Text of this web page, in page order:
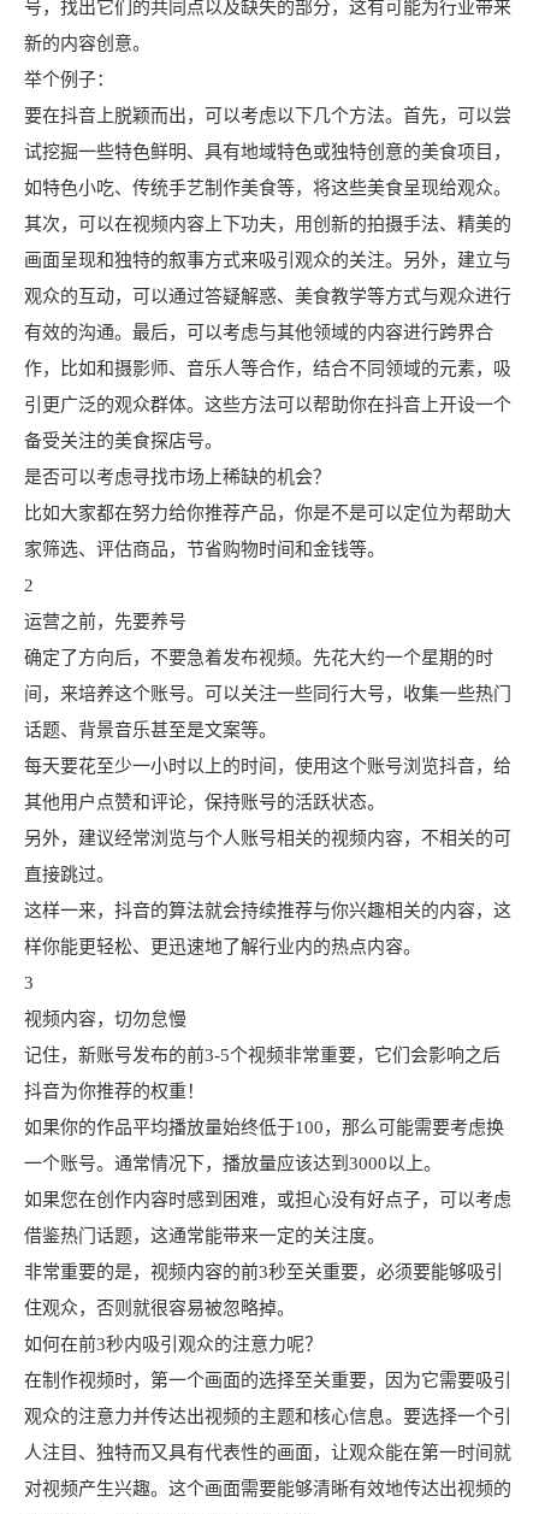
号，找出它们的共同点以及缺失的部分，这有可能为行业带来
新的内容创意。
举个例子：
要在抖音上脱颖而出，可以考虑以下几个方法。首先，可以尝
试挖掘一些特色鲜明、具有地域特色或独特创意的美食项目，
如特色小吃、传统手艺制作美食等，将这些美食呈现给观众。
其次，可以在视频内容上下功夫，用创新的拍摄手法、精美的
画面呈现和独特的叙事方式来吸引观众的关注。另外，建立与
观众的互动，可以通过答疑解惑、美食教学等方式与观众进行
有效的沟通。最后，可以考虑与其他领域的内容进行跨界合
作，比如和摄影师、音乐人等合作，结合不同领域的元素，吸
引更广泛的观众群体。这些方法可以帮助你在抖音上开设一个
备受关注的美食探店号。
是否可以考虑寻找市场上稀缺的机会？
比如大家都在努力给你推荐产品，你是不是可以定位为帮助大
家筛选、评估商品，节省购物时间和金钱等。
2
运营之前，先要养号
确定了方向后，不要急着发布视频。先花大约一个星期的时
间，来培养这个账号。可以关注一些同行大号，收集一些热门
话题、背景音乐甚至是文案等。
每天要花至少一小时以上的时间，使用这个账号浏览抖音，给
其他用户点赞和评论，保持账号的活跃状态。
另外，建议经常浏览与个人账号相关的视频内容，不相关的可
直接跳过。
这样一来，抖音的算法就会持续推荐与你兴趣相关的内容，这
样你能更轻松、更迅速地了解行业内的热点内容。
3
视频内容，切勿怠慢
记住，新账号发布的前3-5个视频非常重要，它们会影响之后
抖音为你推荐的权重！
如果你的作品平均播放量始终低于100，那么可能需要考虑换
一个账号。通常情况下，播放量应该达到3000以上。
如果您在创作内容时感到困难，或担心没有好点子，可以考虑
借鉴热门话题，这通常能带来一定的关注度。
非常重要的是，视频内容的前3秒至关重要，必须要能够吸引
住观众，否则就很容易被忽略掉。
如何在前3秒内吸引观众的注意力呢？
在制作视频时，第一个画面的选择至关重要，因为它需要吸引
观众的注意力并传达出视频的主题和核心信息。要选择一个引
人注目、独特而又具有代表性的画面，让观众能在第一时间就
对视频产生兴趣。这个画面需要能够清晰有效地传达出视频的